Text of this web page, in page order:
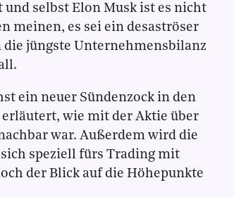
selbst Elon Musk ist es nicht
meinen, es sei ein desaströser
jüngste Unternehmensbilanz
ein neuer Sündenzock in den
wie mit der Aktie über
war. Außerdem wird die
speziell fürs Trading mit
der Blick auf die Höhepunkte